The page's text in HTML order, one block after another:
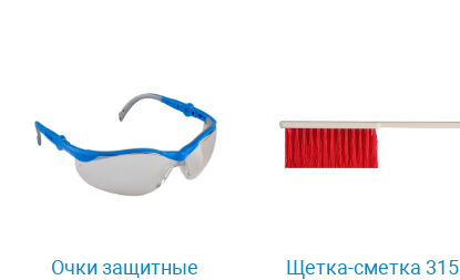
Очки защитные
Щетка-сметка 315